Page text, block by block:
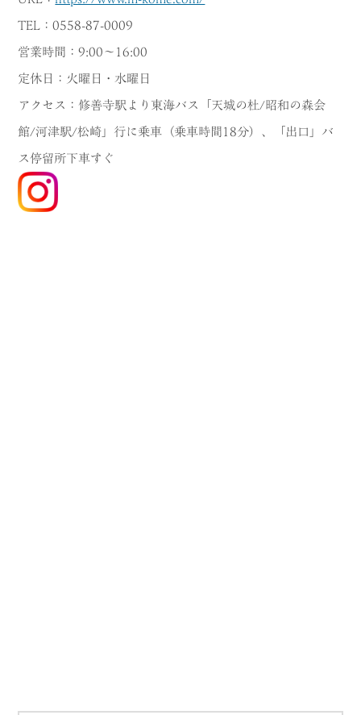
TEL：0558-87-0009
営業時間：9:00～16:00
定休日：火曜日・水曜日
アクセス：修善寺駅より東海バス「天城の杜/昭和の森会
館/河津駅/松崎」行に乗車（乗車時間18分）、「出口」バ
ス停留所下車すぐ